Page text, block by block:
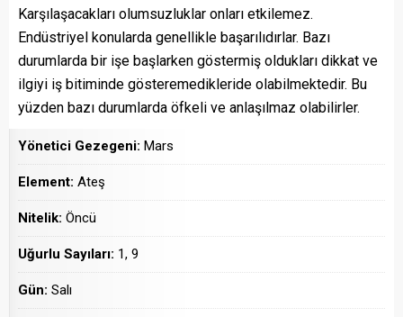
Karşılaşacakları olumsuzluklar onları etkilemez.
Endüstriyel konularda genellikle başarılıdırlar. Bazı
durumlarda bir işe başlarken göstermiş oldukları dikkat ve
ilgiyi iş bitiminde gösteremedikleride olabilmektedir. Bu
yüzden bazı durumlarda öfkeli ve anlaşılmaz olabilirler.
Yönetici Gezegeni: Mars
Element: Ateş
Nitelik: Öncü
Uğurlu Sayıları: 1, 9
Gün: Salı